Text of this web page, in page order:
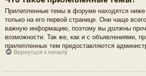
Прилепленные темы в форуме находятся ниже
только на его первой странице. Они чаще
важную информацию, поэтому вы должны
возможности. Так же, как и с объявлениями,
прилепленных тем предоставляются
Вернуться к началу